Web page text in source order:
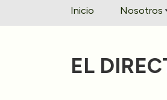
Inicio Nosotros
EL